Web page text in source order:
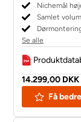
Nichemål
Samlet
Se alle
14.299,00 DKK
Få